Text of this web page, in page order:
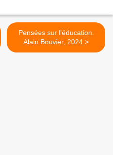
Pensées sur l'éducation.
Alain Bouvier, 2024 >